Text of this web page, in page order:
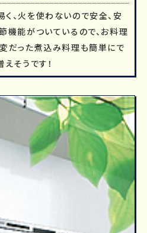
、火を使わないので安全、安
機能がついているので、お料理
だった煮込み料理も簡単にで
そうです！